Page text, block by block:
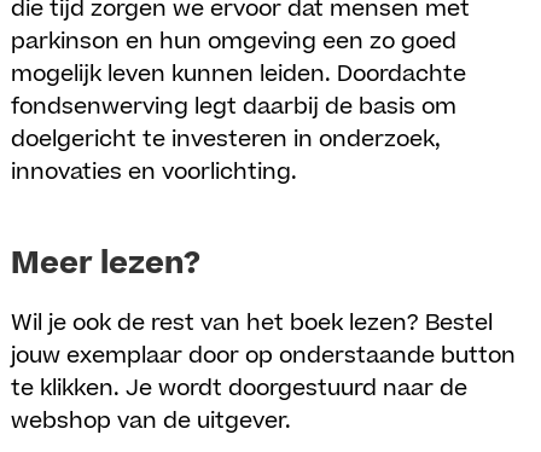
die tijd zorgen we ervoor dat mensen met
parkinson en hun omgeving een zo goed
mogelijk leven kunnen leiden. Doordachte
fondsenwerving legt daarbij de basis om
doelgericht te investeren in onderzoek,
innovaties en voorlichting.
Meer lezen?
Wil je ook de rest van het boek lezen? Bestel
jouw exemplaar door op onderstaande button
te klikken. Je wordt doorgestuurd naar de
webshop van de uitgever.